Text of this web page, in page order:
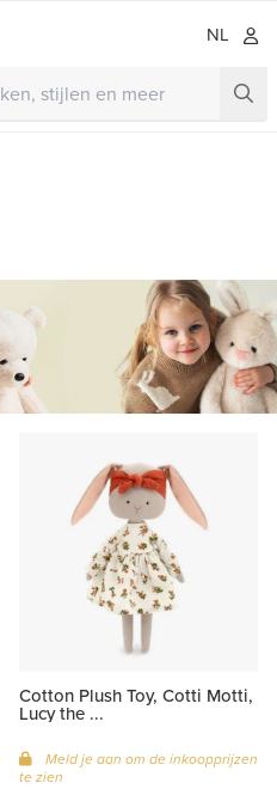
NL
Cotton Plush Toy, Cotti Motti,
Lucy the ...
Meld je aan om de inkoopprijzen
te zien